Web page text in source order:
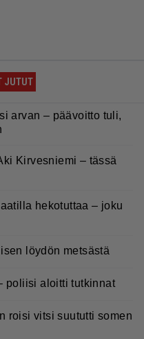
JUTUT
arvan – päävoitto tuli,
Kirvesniemi – tässä
hekotuttaa – joku
löydön metsästä
poliisi aloitti tutkinnat
roisi vitsi suututti somen